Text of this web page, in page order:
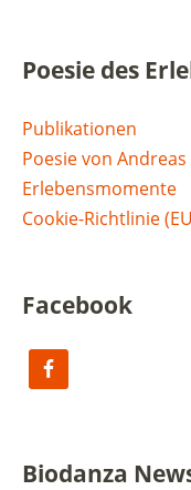
Poesie des
Publikationen
Poesie von Andreas
Erlebensmomente
Cookie-Richtlinie
Facebook
Biodanza